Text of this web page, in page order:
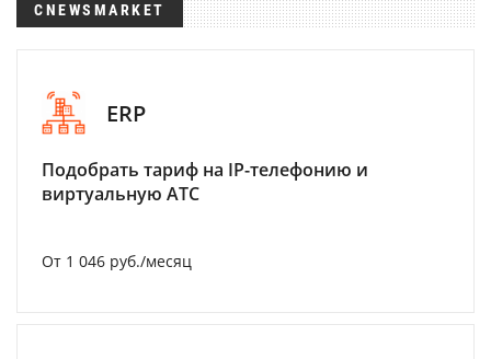
CNEWSMARKET
ERP
Подобрать тариф на IP-телефонию и
виртуальную АТС
От 1 046 руб./месяц